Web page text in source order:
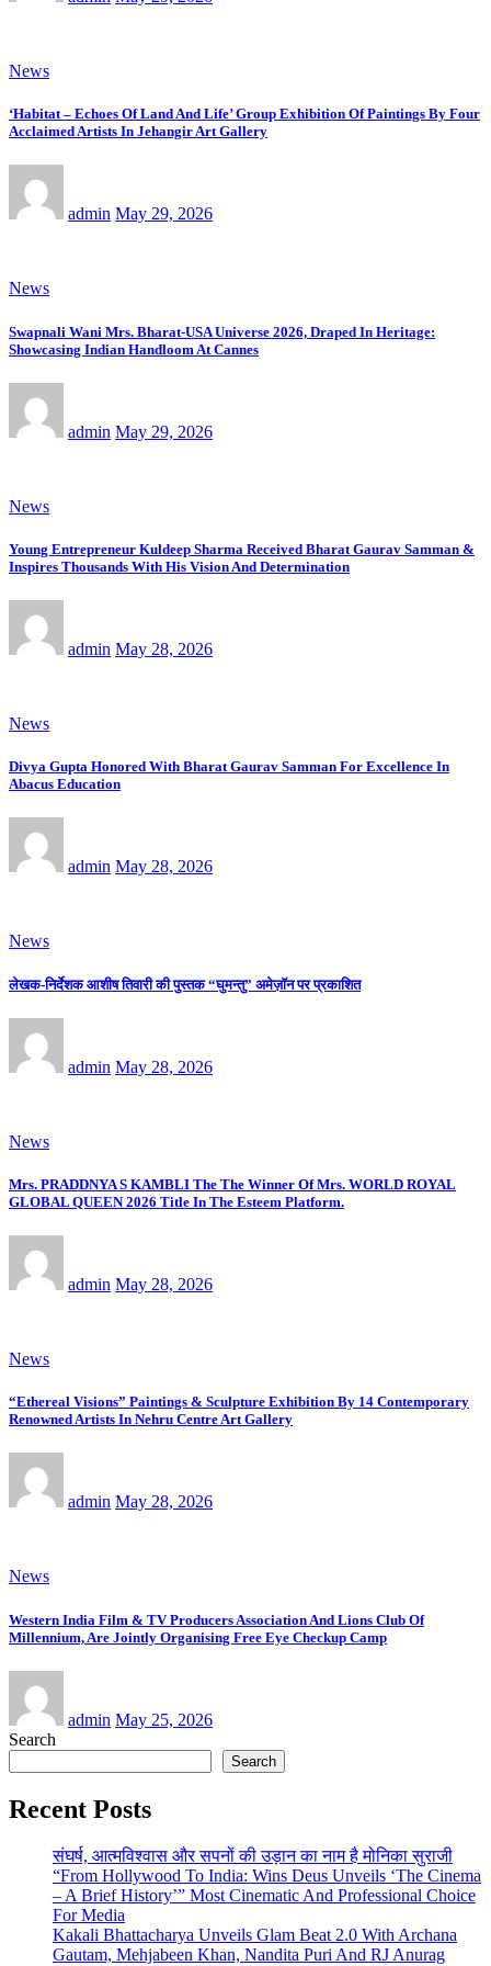
News
‘Habitat – Echoes Of Land And Life’ Group Exhibition Of Paintings By Four
Acclaimed Artists In Jehangir Art Gallery
admin May 29, 2026
News
Swapnali Wani Mrs. Bharat-USA Universe 2026, Draped In Heritage:
Showcasing Indian Handloom At Cannes
admin May 29, 2026
News
Young Entrepreneur Kuldeep Sharma Received Bharat Gaurav Samman &
Inspires Thousands With His Vision And Determination
admin May 28, 2026
News
Divya Gupta Honored With Bharat Gaurav Samman For Excellence In
Abacus Education
admin May 28, 2026
News
लेखक-निर्देशक आशीष तिवारी की पुस्तक “घुमन्तु” अमेज़ॉन पर प्रकाशित
admin May 28, 2026
News
Mrs. PRADDNYA S KAMBLI The The Winner Of Mrs. WORLD ROYAL
GLOBAL QUEEN 2026 Title In The Esteem Platform.
admin May 28, 2026
News
“Ethereal Visions” Paintings & Sculpture Exhibition By 14 Contemporary
Renowned Artists In Nehru Centre Art Gallery
admin May 28, 2026
News
Western India Film & TV Producers Association And Lions Club Of
Millennium, Are Jointly Organising Free Eye Checkup Camp
admin May 25, 2026
Search
Search
Recent Posts
संघर्ष, आत्मविश्वास और सपनों की उड़ान का नाम है मोनिका सुराजी
“From Hollywood To India: Wins Deus Unveils ‘The Cinema
– A Brief History’” Most Cinematic And Professional Choice
For Media
Kakali Bhattacharya Unveils Glam Beat 2.0 With Archana
Gautam, Mehjabeen Khan, Nandita Puri And RJ Anurag